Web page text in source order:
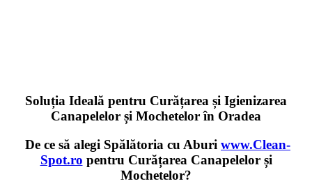
Soluția Ideală pentru Curățarea și Igienizarea
Canapelelor și Mochetelor în Oradea
De ce să alegi Spălătoria cu Aburi www.Clean-
Spot.ro pentru Curățarea Canapelelor și
Mochetelor?